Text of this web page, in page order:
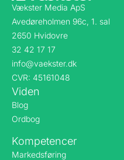
Vækster Media ApS
Avedøreholmen 96c, 1. sal
2650 Hvidovre
32 42 17 17
info@vaekster.dk
CVR: 45161048
Viden
Blog
Ordbog
Kompetencer
Markedsføring